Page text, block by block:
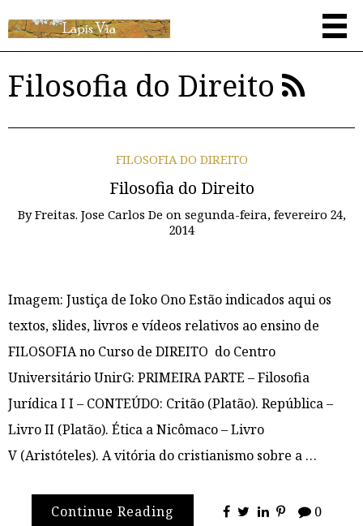
Filosofia do Direito
FILOSOFIA DO DIREITO
Filosofia do Direito
ByFreitas. Jose Carlos De on segunda-feira, fevereiro 24,
2014
Imagem: Justiça de Ioko Ono Estão indicados aqui os
textos, slides, livros e vídeos relativos ao ensino de
FILOSOFIA no Curso de DIREITO do Centro
Universitário UnirG: PRIMEIRA PARTE – Filosofia
Jurídica I I – CONTEÚDO: Critão (Platão). República –
Livro II (Platão). Ética a Nicômaco – Livro
V (Aristóteles). A vitória do cristianismo sobre a …
Continue Reading 0